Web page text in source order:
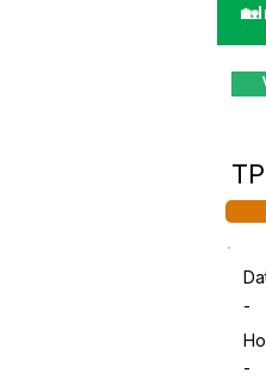
-
-